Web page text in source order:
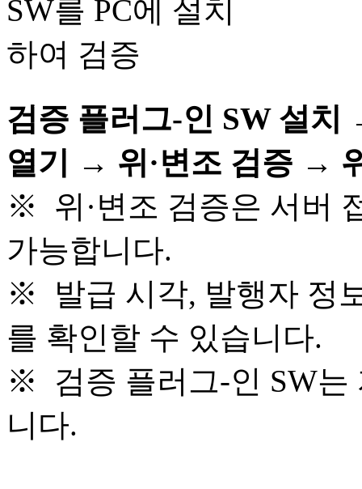
검증 플러그-인 SW 설
열기 → 위·변조 검증 →
※ 위·변조 검증은 서버
가능합니다.
※ 발급 시각, 발행자 정
를 확인할 수 있습니다.
※ 검증 플러그-인 SW는
니다.